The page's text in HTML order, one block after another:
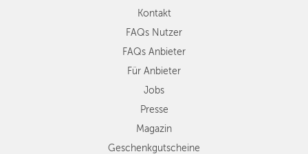
Kontakt
FAQs Nutzer
FAQs Anbieter
Für Anbieter
Jobs
Presse
Magazin
Geschenkgutscheine